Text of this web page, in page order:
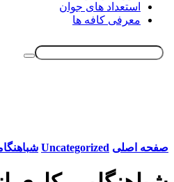
استعداد های جوان
معرفی کافه ها
صفحه اصلی Uncategorized